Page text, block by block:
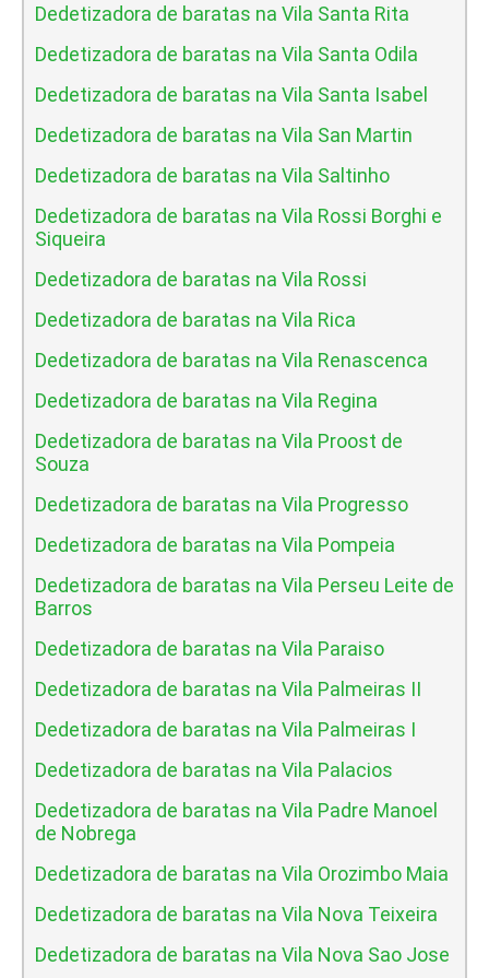
Dedetizadora de baratas na Vila Santa Rita
Dedetizadora de baratas na Vila Santa Odila
Dedetizadora de baratas na Vila Santa Isabel
Dedetizadora de baratas na Vila San Martin
Dedetizadora de baratas na Vila Saltinho
Dedetizadora de baratas na Vila Rossi Borghi e
Siqueira
Dedetizadora de baratas na Vila Rossi
Dedetizadora de baratas na Vila Rica
Dedetizadora de baratas na Vila Renascenca
Dedetizadora de baratas na Vila Regina
Dedetizadora de baratas na Vila Proost de
Souza
Dedetizadora de baratas na Vila Progresso
Dedetizadora de baratas na Vila Pompeia
Dedetizadora de baratas na Vila Perseu Leite de
Barros
Dedetizadora de baratas na Vila Paraiso
Dedetizadora de baratas na Vila Palmeiras II
Dedetizadora de baratas na Vila Palmeiras I
Dedetizadora de baratas na Vila Palacios
Dedetizadora de baratas na Vila Padre Manoel
de Nobrega
Dedetizadora de baratas na Vila Orozimbo Maia
Dedetizadora de baratas na Vila Nova Teixeira
Dedetizadora de baratas na Vila Nova Sao Jose